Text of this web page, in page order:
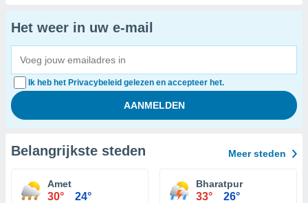
Het weer in uw e-mail
Ik heb het Privacybeleid gelezen en accepteer het.
Belangrijkste steden Meer steden
Amet
30° 24°
Bharatpur
33° 26°